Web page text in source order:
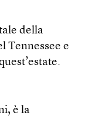
della
Tennessee e
è la